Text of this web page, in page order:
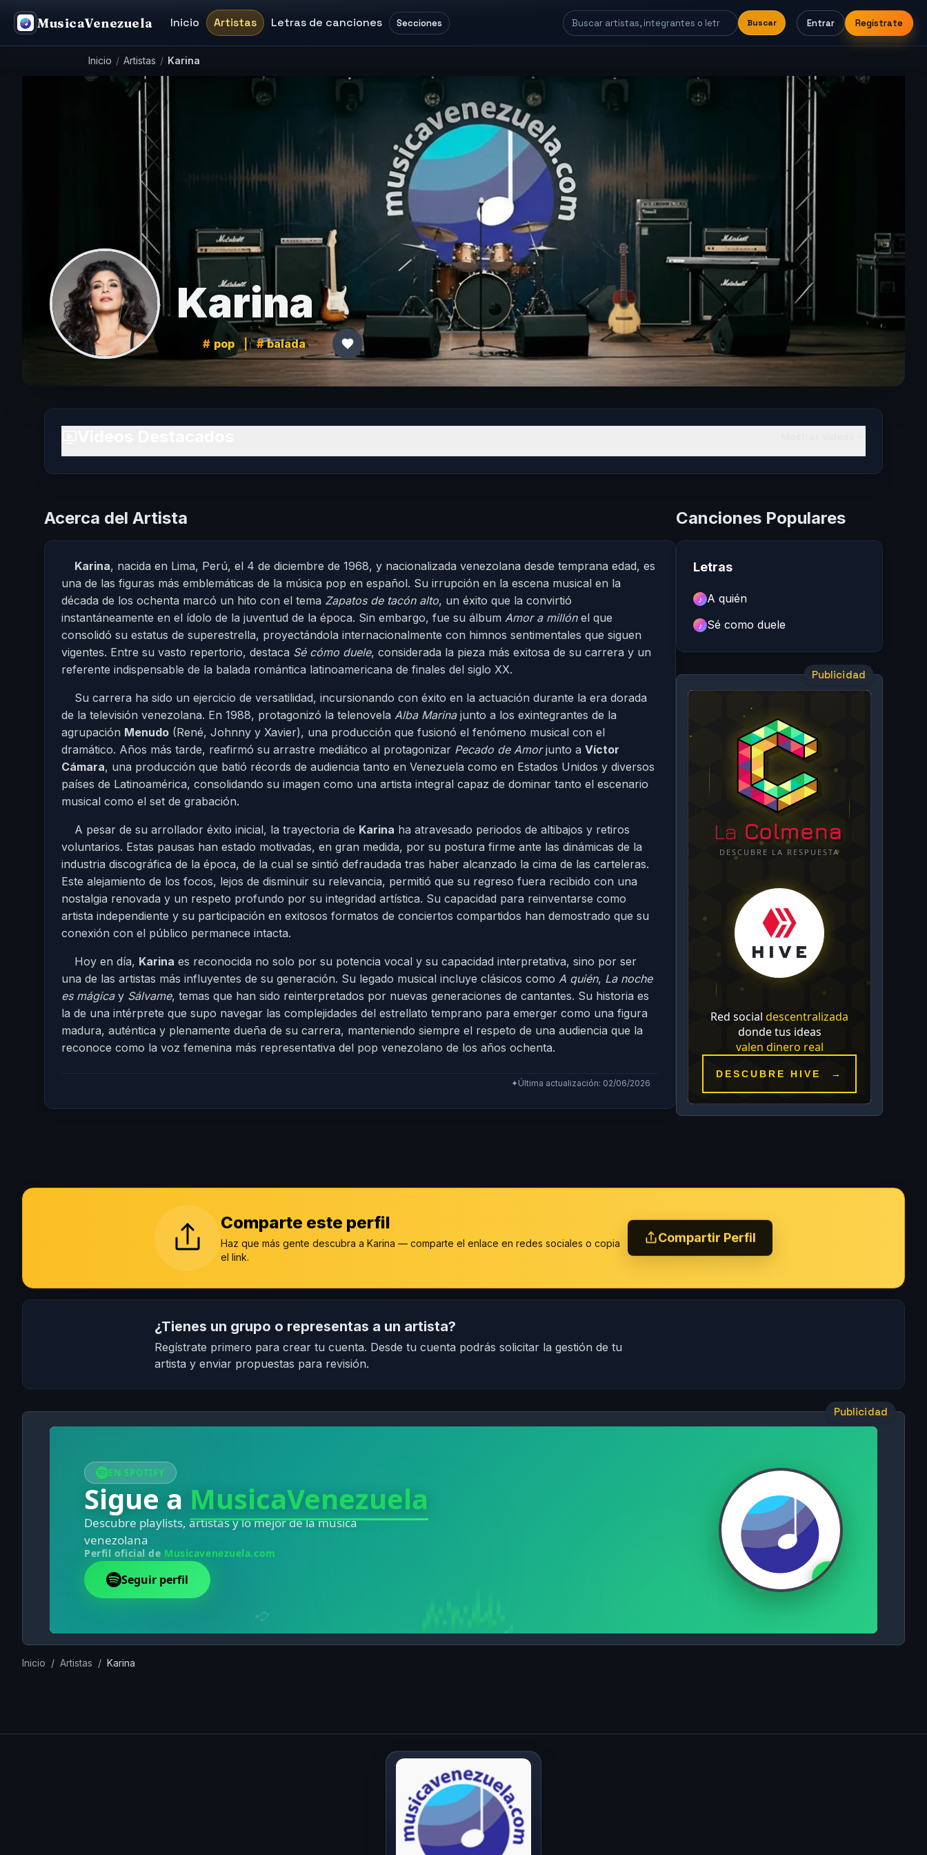
MusicaVenezuela Inicio Artistas Letras de canciones Secciones Buscar Entrar Regístrate
Inicio / Artistas / Karina
Karina
pop | balada
Acerca del Artista
Karina, nacida en Lima, Perú, el 4 de diciembre de 1968, y nacionalizada venezolana desde temprana edad, es
una de las figuras más emblemáticas de la música pop en español. Su irrupción en la escena musical en la
década de los ochenta marcó un hito con el tema Zapatos de tacón alto, un éxito que la convirtió
instantáneamente en el ídolo de la juventud de la época. Sin embargo, fue su álbum Amor a millónel que
consolidó su estatus de superestrella, proyectándola internacionalmente con himnos sentimentales que siguen
vigentes. Entre su vasto repertorio, destaca Sé cómo duele, considerada la pieza más exitosa de su carrera y un
referente indispensable de la balada romántica latinoamericana de finales del siglo XX.
Su carrera ha sido un ejercicio de versatilidad, incursionando con éxito en la actuación durante la era dorada
de la televisión venezolana. En 1988, protagonizó la telenovela Alba Marinajunto a los exintegrantes de la
agrupación Menudo (René, Johnny y Xavier), una producción que fusionó el fenómeno musical con el
dramático. Años más tarde, reafirmó su arrastre mediático al protagonizar Pecado de Amorjunto a Víctor
Cámara, una producción que batió récords de audiencia tanto en Venezuela como en Estados Unidos y diversos
países de Latinoamérica, consolidando su imagen como una artista integral capaz de dominar tanto el escenario
musical como el set de grabación.
A pesar de su arrollador éxito inicial, la trayectoria de Karina ha atravesado periodos de altibajos y retiros
voluntarios. Estas pausas han estado motivadas, en gran medida, por su postura firme ante las dinámicas de la
industria discográfica de la época, de la cual se sintió defraudada tras haber alcanzado la cima de las carteleras.
Este alejamiento de los focos, lejos de disminuir su relevancia, permitió que su regreso fuera recibido con una
nostalgia renovada y un respeto profundo por su integridad artística. Su capacidad para reinventarse como
artista independiente y su participación en exitosos formatos de conciertos compartidos han demostrado que su
conexión con el público permanece intacta.
Hoy en día, Karina es reconocida no solo por su potencia vocal y su capacidad interpretativa, sino por ser
una de las artistas más influyentes de su generación. Su legado musical incluye clásicos como A quién, La noche
es mágicay Sálvame, temas que han sido reinterpretados por nuevas generaciones de cantantes. Su historia es
la de una intérprete que supo navegar las complejidades del estrellato temprano para emerger como una figura
madura, auténtica y plenamente dueña de su carrera, manteniendo siempre el respeto de una audiencia que la
reconoce como la voz femenina más representativa del pop venezolano de los años ochenta.
✦Última actualización: 02/06/2026
Canciones Populares
Letras
♪ A quién
♪ Sé como duele
Publicidad
Comparte este perfil
Haz que más gente descubra a Karina — comparte el enlace en redes sociales o copia
el link.
Compartir Perfil
¿Tienes un grupo o representas a un artista?
Regístrate primero para crear tu cuenta. Desde tu cuenta podrás solicitar la gestión de tu
artista y enviar propuestas para revisión.
Publicidad
Inicio / Artistas / Karina